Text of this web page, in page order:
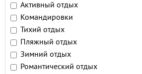
Активный отдых
Командировки
Тихий отдых
Пляжный отдых
Зимний отдых
Романтический отдых